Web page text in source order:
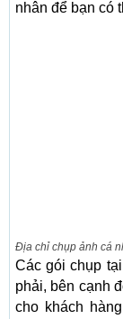
nhân để bạn có
Địa chỉ chụp ảnh cá
Các gói chụp tại
phải, bên cạnh
cho khách